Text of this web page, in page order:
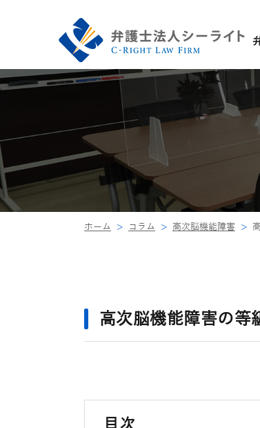
ホーム コラム 高次脳機能障害
高次脳機能障害の等
目次